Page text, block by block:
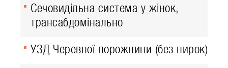
Сечовидільна система у жінок,
трансабдомінально
УЗД Черевної порожнини (без нирок)